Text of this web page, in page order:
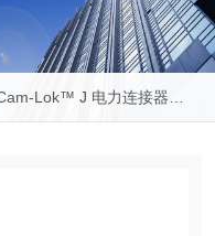
Lok™ J 电力连接器